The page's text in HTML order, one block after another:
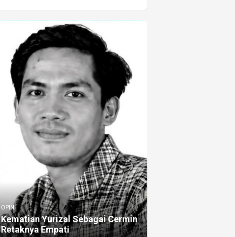
OPINI
Kematian Yurizal Sebagai Cermin
Retaknya Empati